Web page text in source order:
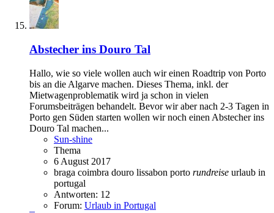
Abstecher ins Douro Tal
Hallo, wie so viele wollen auch wir einen Roadtrip von Porto
bis an die Algarve machen. Dieses Thema, inkl. der
Mietwagenproblematik wird ja schon in vielen
Forumsbeiträgen behandelt. Bevor wir aber nach 2-3 Tagen in
Porto gen Süden starten wollen wir noch einen Abstecher ins
Douro Tal machen...
Sun-shine
Thema
6 August 2017
braga coimbra douro lissabon porto rundreise urlaub in
portugal
Antworten: 12
Forum: Urlaub in Portugal